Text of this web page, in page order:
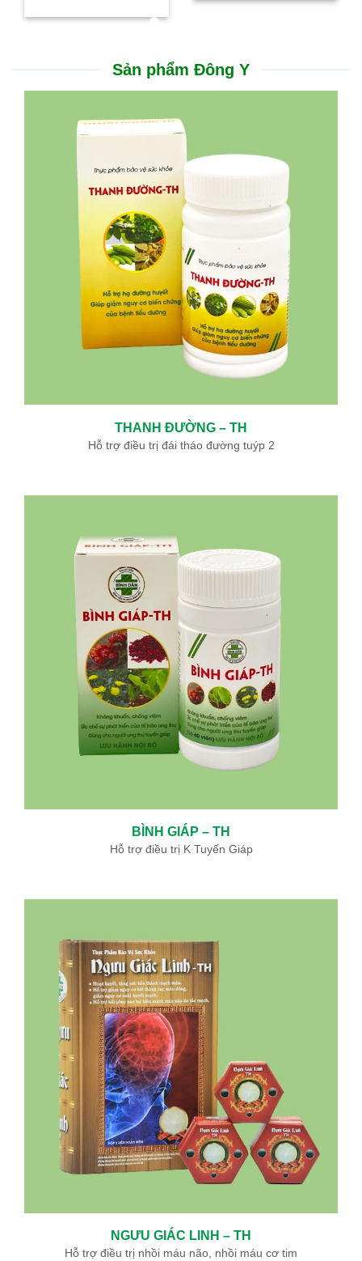
Sản phẩm Đông Y
THANH ĐƯỜNG – TH
Hỗ trợ điều trị đái tháo đường tuýp 2
BÌNH GIÁP – TH
Hỗ trợ điều trị K Tuyến Giáp
NGƯU GIÁC LINH – TH
Hỗ trợ điều trị nhồi máu não, nhồi máu cơ tim